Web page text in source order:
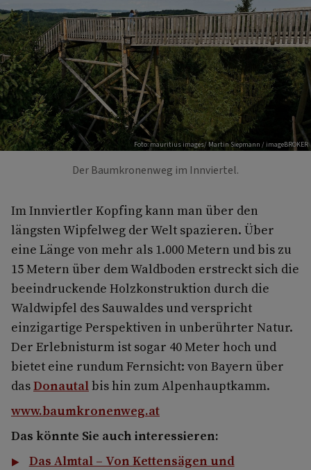
Foto: mauritius images/ Martin Siepmann / imageBROKER
Der Baumkronenweg im Innviertel.
Im Innviertler Kopfing kann man über den
längsten Wipfelweg der Welt spazieren. Über
eine Länge von mehr als 1.000 Metern und bis zu
15 Metern über dem Waldboden erstreckt sich die
beeindruckende Holzkonstruktion durch die
Waldwipfel des Sauwaldes und verspricht
einzigartige Perspektiven in unberührter Natur.
Der Erlebnisturm ist sogar 40 Meter hoch und
bietet eine rundum Fernsicht: von Bayern über
dasDonautalbis hin zum Alpenhauptkamm.
www.baumkronenweg.at
Das könnte Sie auch interessieren:
Das Almtal – Von Kettensägen und